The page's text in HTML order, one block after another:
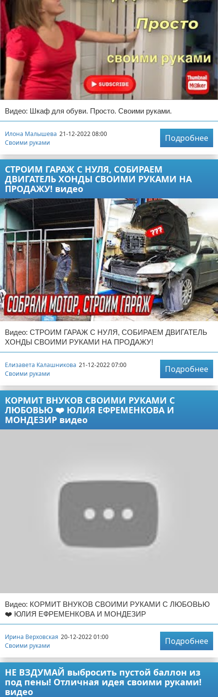
Видео: Шкаф для обуви. Просто. Своими руками.
Илона Малышева 21-12-2022 08:00
Своими руками
Подробнее
СТРОИМ ГАРАЖ С НУЛЯ, СОБИРАЕМ
ДВИГАТЕЛЬ ХОНДЫ СВОИМИ РУКАМИ НА
ПРОДАЖУ! видео
Видео: СТРОИМ ГАРАЖ С НУЛЯ, СОБИРАЕМ ДВИГАТЕЛЬ
ХОНДЫ СВОИМИ РУКАМИ НА ПРОДАЖУ!
Елизавета Калашникова 21-12-2022 07:00
Своими руками
Подробнее
КОРМИТ ВНУКОВ СВОИМИ РУКАМИ С
ЛЮБОВЬЮ ❤️ ЮЛИЯ ЕФРЕМЕНКОВА И
МОНДЕЗИР видео
Видео: КОРМИТ ВНУКОВ СВОИМИ РУКАМИ С ЛЮБОВЬЮ
❤️ ЮЛИЯ ЕФРЕМЕНКОВА И МОНДЕЗИР
Ирина Верховская 20-12-2022 01:00
Своими руками
Подробнее
НЕ ВЗДУМАЙ выбросить пустой баллон из
под пены! Отличная идея своими руками!
видео